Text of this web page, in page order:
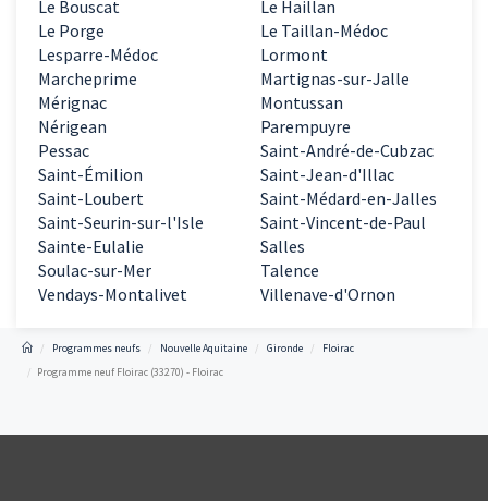
Le Bouscat
Le Haillan
Le Porge
Le Taillan-Médoc
Lesparre-Médoc
Lormont
Marcheprime
Martignas-sur-Jalle
Mérignac
Montussan
Nérigean
Parempuyre
Pessac
Saint-André-de-Cubzac
Saint-Émilion
Saint-Jean-d'Illac
Saint-Loubert
Saint-Médard-en-Jalles
Saint-Seurin-sur-l'Isle
Saint-Vincent-de-Paul
Sainte-Eulalie
Salles
Soulac-sur-Mer
Talence
Vendays-Montalivet
Villenave-d'Ornon
Programmes neufs Nouvelle Aquitaine Gironde
Floirac
Programme neuf Floirac (33270) - Floirac